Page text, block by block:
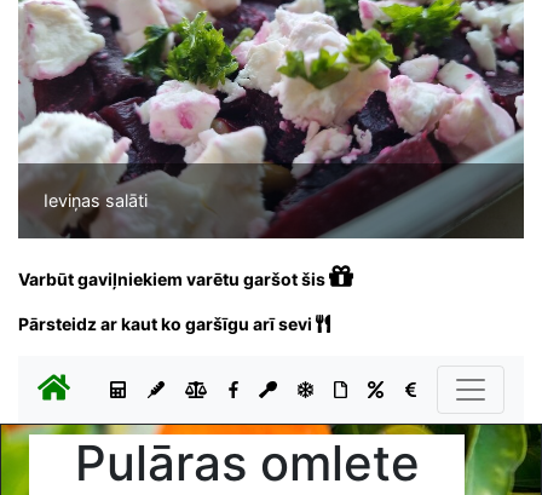
Ieviņas salāti
Varbūt gaviļniekiem varētu garšot šis
Pārsteidz ar kaut ko garšīgu arī sevi
Pulāras omlete